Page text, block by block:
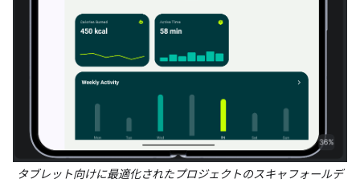
タブレット向けに最適化されたプロジェクトのスキャフォールデ